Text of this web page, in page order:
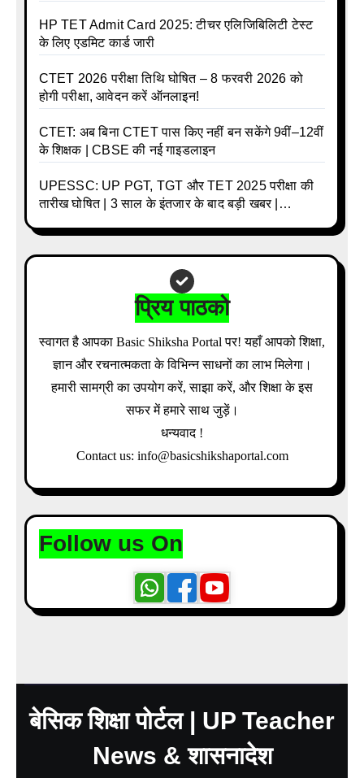
HP TET Admit Card 2025: टीचर एलिजिबिलिटी टेस्ट
के लिए एडमिट कार्ड जारी
CTET 2026 परीक्षा तिथि घोषित – 8 फरवरी 2026 को
होगी परीक्षा, आवेदन करें ऑनलाइन!
CTET: अब बिना CTET पास किए नहीं बन सकेंगे 9वीं–12वीं
के शिक्षक | CBSE की नई गाइडलाइन
UPESSC: UP PGT, TGT और TET 2025 परीक्षा की
तारीख घोषित | 3 साल के इंतजार के बाद बड़ी खबर |
प्रिय पाठको
स्वागत है आपका Basic Shiksha Portal पर! यहाँ आपको शिक्षा,
ज्ञान और रचनात्मकता के विभिन्न साधनों का लाभ मिलेगा।
हमारी सामग्री का उपयोग करें, साझा करें, और शिक्षा के इस
सफर में हमारे साथ जुड़ें।
धन्यवाद !
Contact us: info@basicshikshaportal.com
Follow us On
बेसिक शिक्षा पोर्टल | UP Teacher
News & शासनादेश